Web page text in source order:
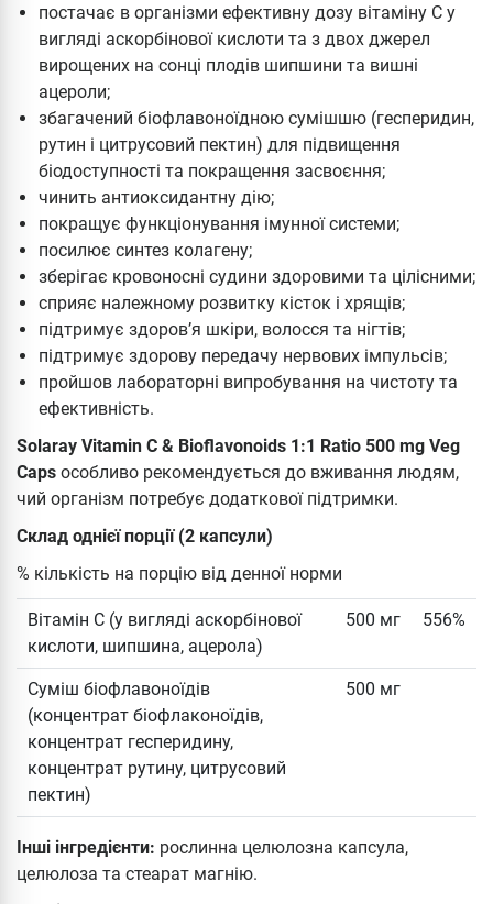
постачає в організми ефективну дозу вітаміну С у
вигляді аскорбінової кислоти та з двох джерел
вирощених на сонці плодів шипшини та вишні
ацероли;
збагачений біофлавоноїдною сумішшю (гесперидин,
рутин і цитрусовий пектин) для підвищення
біодоступності та покращення засвоєння;
чинить антиоксидантну дію;
покращує функціонування імунної системи;
посилює синтез колагену;
зберігає кровоносні судини здоровими та цілісними;
сприяє належному розвитку кісток і хрящів;
підтримує здоров’я шкіри, волосся та нігтів;
підтримує здорову передачу нервових імпульсів;
пройшов лабораторні випробування на чистоту та
ефективність.
Solaray Vitamin C & Bioflavonoids 1:1 Ratio 500 mg Veg
Caps особливо рекомендується до вживання людям,
чий організм потребує додаткової підтримки.
Склад однієї порції (2 капсули)
% кількість на порцію від денної норми
Вітамін C (у вигляді аскорбінової
кислоти, шипшина, ацерола)
500 мг 556%
Суміш біофлавоноїдів
(концентрат біофлаконоїдів,
концентрат гесперидину,
концентрат рутину, цитрусовий
пектин)
500 мг
Інші інгредієнти: рослинна целюлозна капсула,
целюлоза та стеарат магнію.